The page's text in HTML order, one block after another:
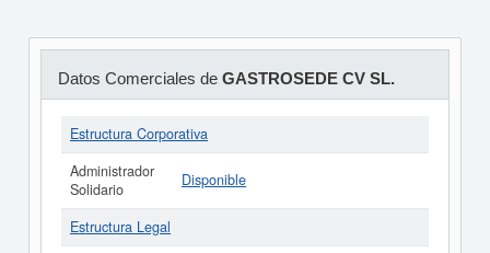
Datos Comerciales de GASTROSEDE CV SL.
Estructura Corporativa
Administrador
Solidario
Disponible
Estructura Legal